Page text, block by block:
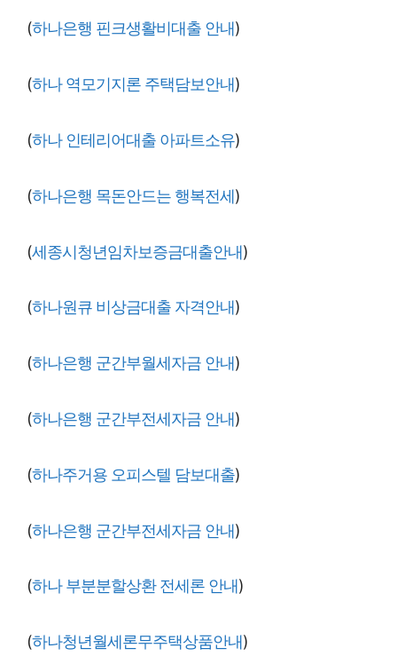
(하나은행 핀크생활비대출 안내)
(하나 역모기지론 주택담보안내)
(하나 인테리어대출 아파트소유)
(하나은행 목돈안드는 행복전세)
(세종시청년임차보증금대출안내)
(하나원큐 비상금대출 자격안내)
(하나은행 군간부월세자금 안내)
(하나은행 군간부전세자금 안내)
(하나주거용 오피스텔 담보대출)
(하나은행 군간부전세자금 안내)
(하나 부분분할상환 전세론 안내)
(하나청년월세론무주택상품안내)